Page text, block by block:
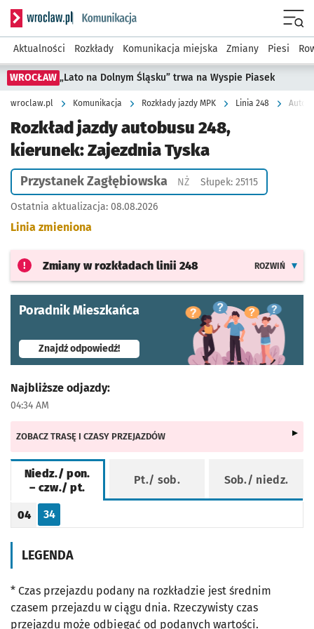
Serwis informacyjny wroclaw.pl podserwis: Komunikacja
Aktualności Rozkłady Komunikacja miejska Zmiany Piesi
WROCŁAW „Lato na Dolnym Śląsku” trwa na Wyspie Piasek
wroclaw.pl Komunikacja Rozkłady jazdy MPK Linia 248
Rozkład jazdy autobusu 248,
kierunek: Zajezdnia Tyska
Przystanek Zagłębiowska NŻPrzystanek na życzenie
Słupek: 25115
Ostatnia aktualizacja: 08.08.2026
Linia zmieniona
Zmiany w rozkładach linii 248 ROZWIŃ
Poradnik Mieszkańca
Znajdź odpowiedź!- otworzy się w nowej karcie
Najbliższe odjazdy:
04:34 AM
ZOBACZ TRASĘ I CZASY PRZEJAZDÓW
Niedz./ pon.
– czw./ pt.
Pt./ sob. Sob./ niedz.
Rozkład jazdy -
Godzina odjazdu
04
Odjazd
34
minut po godzinie 04
LEGENDA
* Czas przejazdu podany na rozkładzie jest średnim
czasem przejazdu w ciągu dnia. Rzeczywisty czas
przejazdu może odbiegać od podanych wartości.